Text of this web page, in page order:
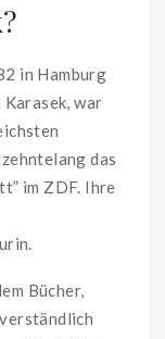
in Hamburg
war
das
im ZDF. Ihre
Bücher,